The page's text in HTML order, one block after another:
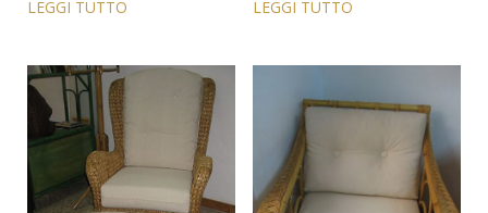
LEGGI TUTTO LEGGI TUTTO